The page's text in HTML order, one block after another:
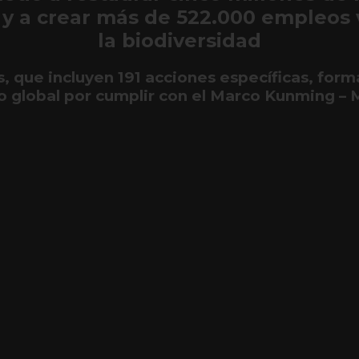
a crear más de 522.000 empleos
la biodiversidad
que incluyen 191 acciones específicas,
global por cumplir con el Marco Kunming –